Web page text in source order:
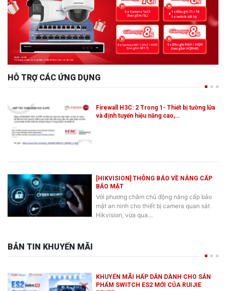
HỖ TRỢ CÁC ỨNG DỤNG
và định tuyến hiệu năng cao,…
BẢO MẬT
Với phương châm chủ động nâng cấp bảo
mật an ninh cho thiết bị camera quan sát
Hikvision, vừa qua…
BẢN TIN KHUYẾN MÃI
PHẨM SWITCH ES2 MỚI CỦA RUIJIE
REYEE